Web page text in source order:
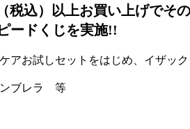
税込）以上お買い上げでそ
ードくじを実施!!
アお試しセットをはじめ、イザック
ンブレラ 等